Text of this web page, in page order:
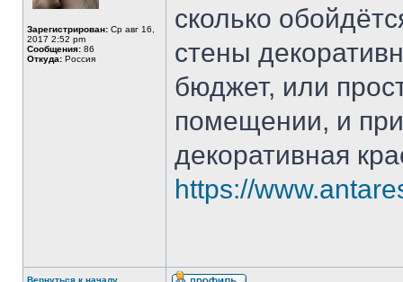
Зарегистрирован: Ср авг 16,
2017 2:52 pm
Сообщения: 86
Откуда: Россия
сколько
стены
бюджет, или
помещении, и
декоративная
https://
Вернуться к началу